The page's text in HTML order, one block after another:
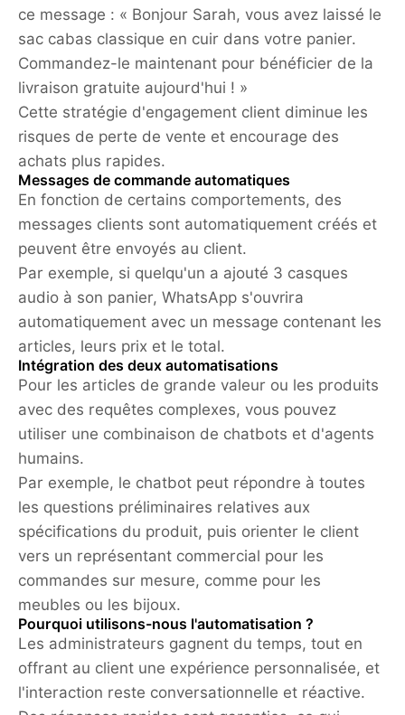
ce message : « Bonjour Sarah, vous avez laissé le
sac cabas classique en cuir dans votre panier.
Commandez-le maintenant pour bénéficier de la
livraison gratuite aujourd'hui ! »
Cette stratégie d'engagement client diminue les
risques de perte de vente et encourage des
achats plus rapides.
Messages de commande automatiques
En fonction de certains comportements, des
messages clients sont automatiquement créés et
peuvent être envoyés au client.
Par exemple, si quelqu'un a ajouté 3 casques
audio à son panier, WhatsApp s'ouvrira
automatiquement avec un message contenant les
articles, leurs prix et le total.
Intégration des deux automatisations
Pour les articles de grande valeur ou les produits
avec des requêtes complexes, vous pouvez
utiliser une combinaison de chatbots et d'agents
humains.
Par exemple, le chatbot peut répondre à toutes
les questions préliminaires relatives aux
spécifications du produit, puis orienter le client
vers un représentant commercial pour les
commandes sur mesure, comme pour les
meubles ou les bijoux.
Pourquoi utilisons-nous l'automatisation ?
Les administrateurs gagnent du temps, tout en
offrant au client une expérience personnalisée, et
l'interaction reste conversationnelle et réactive.